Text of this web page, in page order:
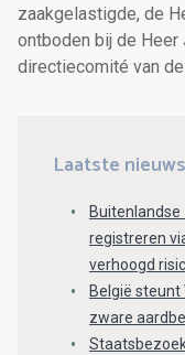
zaakgelastigde, de
ontboden bij de Heer
directiecomité van
Laatste
registreren
verhoogd
België steunt
zware